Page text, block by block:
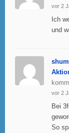
vor 2
Ich
und
vor 2
Bei
So